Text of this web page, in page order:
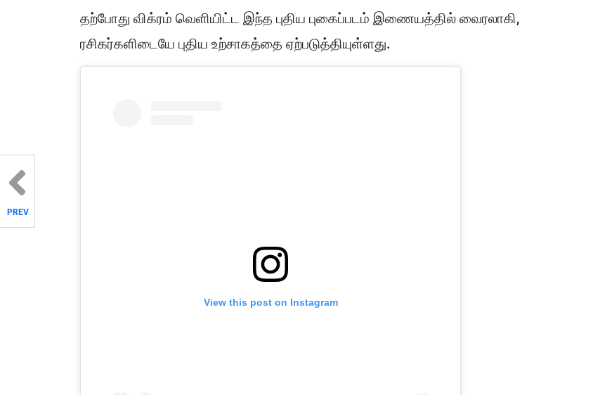
தற்போது விக்ரம் வெளியிட்ட இந்த புதிய புகைப்படம் இணையத்தில் வைரலாகி,
ரசிகர்களிடையே புதிய உற்சாகத்தை ஏற்படுத்தியுள்ளது.
View this post on Instagram
PREV